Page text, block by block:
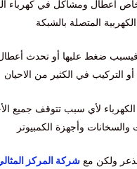
أعطال ومشاكل في كهرباء
المتصلة بالشبكة
فيسبب ضغط عليها أو تحدث أعطال
التركيب في الكثير من الاحيان
لأي سبب تتوقف جميع
والسخانات وأجهزة الكمبيوتر
ولكن مع شركة المركز